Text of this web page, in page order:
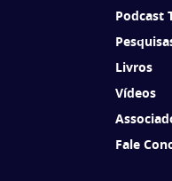
Podcast
Livros
Vídeos
Fale